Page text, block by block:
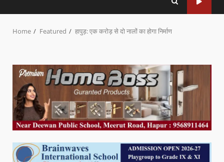
Home Featured हापुड़: एक करोड़ से दो नालों का होगा निर्माण